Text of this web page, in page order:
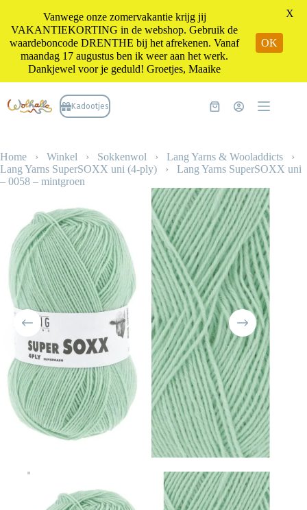
naar
de
Kadootjes Winkelwagen
Home › Winkel › Sokkenwol › Lang Yarns & Wooladdicts ›
Lang Yarns SuperSOXX uni (4-ply) › Lang Yarns SuperSOXX uni
– 0058 – mintgroen
Vanwege onze zomervakantie krijg jij
VAKANTIEKORTING in de webshop. Gebruik de
waardeboncode DRENTHE bij het afrekenen. Vanaf
maandag 17 augustus ben ik weer aan het werk.
Dankjewel voor je geduld! Groetjes, Maaike
OK
X